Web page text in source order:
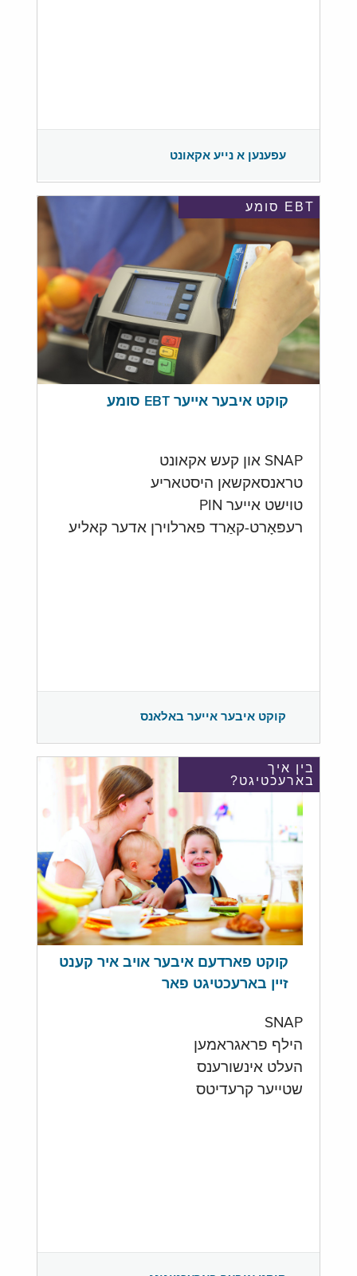
עפענען א נייע אקאונט
EBT סומע
קוקט איבער אייער EBT סומע
SNAP און קעש אקאונט
טראנסאקשאן היסטאריע
טוישט אייער PIN
רעפּאָרט-קאַרד פארלוירן אדער קאליע
קוקט איבער אייער באלאנס
בין איך
בארעכטיגט?
קוקט פארדעם איבער אויב איר קענט
זיין בארעכטיגט פאר
SNAP
הילף פראגראמען
העלט אינשורענס
שטייער קרעדיטס